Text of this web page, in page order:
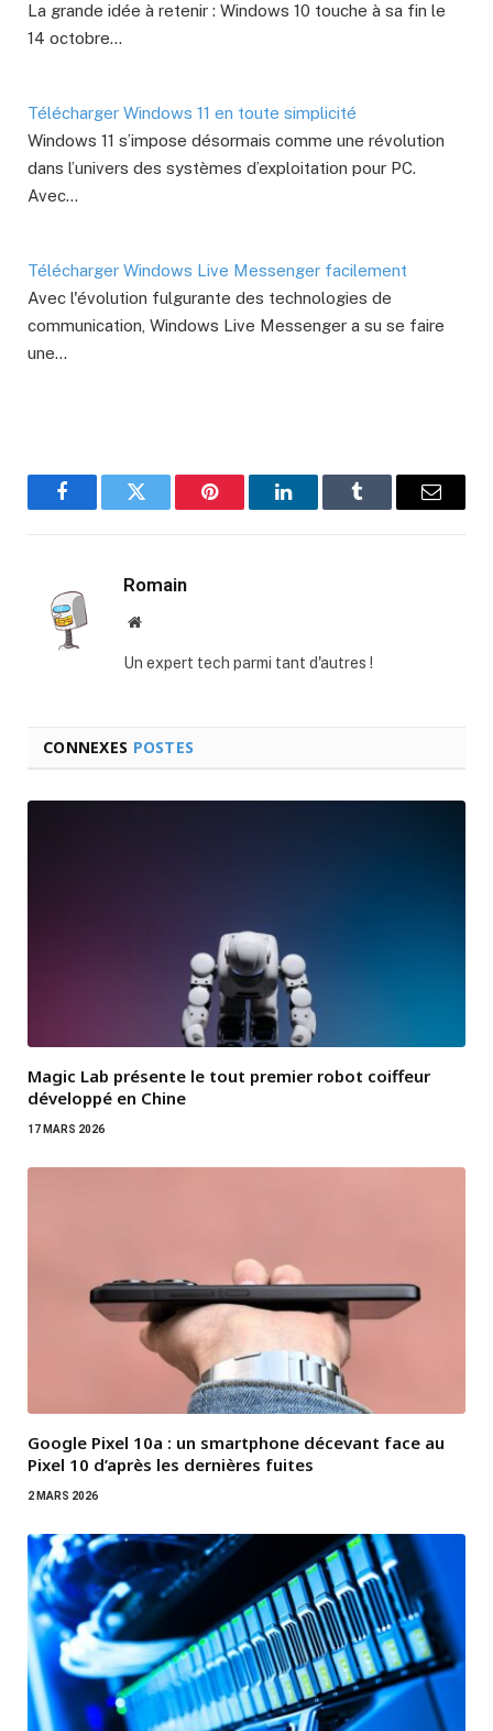
La grande idée à retenir : Windows 10 touche à sa fin le
14 octobre…
Télécharger Windows 11 en toute simplicité
Windows 11 s’impose désormais comme une révolution
dans l’univers des systèmes d’exploitation pour PC.
Avec…
Télécharger Windows Live Messenger facilement
Avec l'évolution fulgurante des technologies de
communication, Windows Live Messenger a su se faire
une…
FacebookTwitter Pinterest LinkedInTumblr
E-
Romain
Site
Un expert tech parmi tant d'autres !
CONNEXES POSTES
Magic Lab présente le tout premier robot coiffeur
développé en Chine
17 MARS 2026
Google Pixel 10a : un smartphone décevant face au
Pixel 10 d’après les dernières fuites
2 MARS 2026